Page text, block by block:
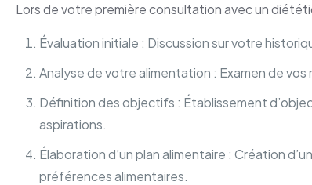
Lors de votre première consultation avec un
Évaluation initiale : Discussion sur votre
Analyse de votre alimentation : Examen de
Définition des objectifs : Établissement
aspirations.
Élaboration d’un plan alimentaire : Création
préférences alimentaires.